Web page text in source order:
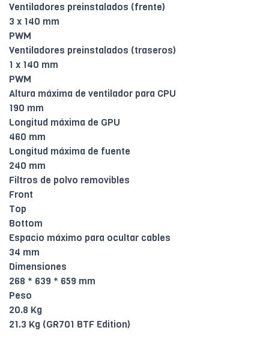
Ventiladores preinstalados (frente)
3 x 140 mm
PWM
Ventiladores preinstalados (traseros)
1 x 140 mm
PWM
Altura máxima de ventilador para CPU
190 mm
Longitud máxima de GPU
460 mm
Longitud máxima de fuente
240 mm
Filtros de polvo removibles
Front
Top
Bottom
Espacio máximo para ocultar cables
34 mm
Dimensiones
268 * 639 * 659 mm
Peso
20.8 Kg
21.3 Kg (GR701 BTF Edition)